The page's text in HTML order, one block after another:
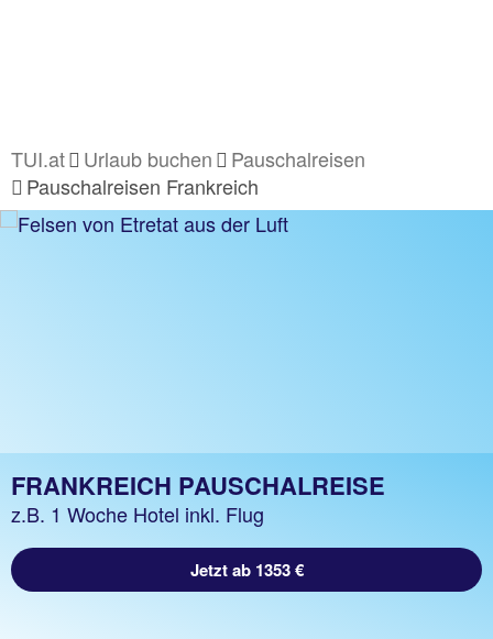
TUI.at Urlaub buchen
Pauschalreisen
Pauschalreisen Frankreich
FRANKREICH PAUSCHALREISE
z.B. 1 Woche Hotel inkl. Flug
Jetzt ab 1353 €